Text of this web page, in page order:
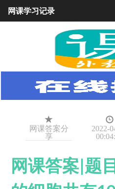
网课答案分
享
2022-
网课答案|题
网课学习记录